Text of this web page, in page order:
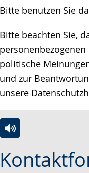
Bitte benutzen Sie
Bitte beachten Sie,
personenbezogenen
politische
und zur
unsere
Leichten
Audio-
Video